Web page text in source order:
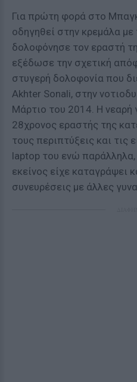
Για πρώτη φορά στο
οδηγηθεί στην κρεμάλα με
δολοφόνησε τον εραστή
εξέδωσε την σχετική
στυγερή δολοφονία που
Akhter Sonali, στην
Μάρτιο του 2014. Η νεαρή
28χρονος εραστής της
τους περιπτύξεις και τις
laptop του ενώ παράλληλα,
εκείνος είχε καταγράψει
συνευρέσεις με άλλες